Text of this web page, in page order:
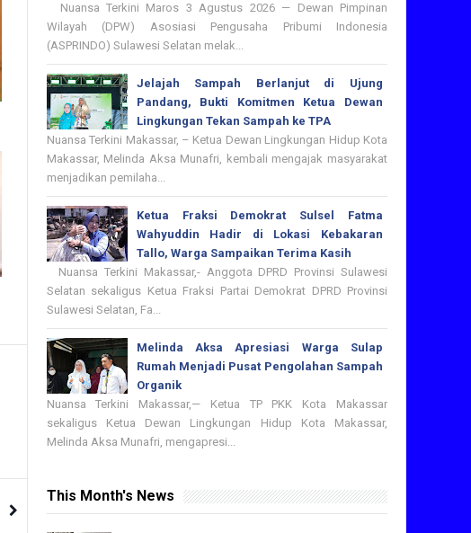
Nuansa Terkini Maros 3 Agustus 2026 — Dewan Pimpinan
Wilayah (DPW) Asosiasi Pengusaha Pribumi Indonesia
(ASPRINDO) Sulawesi Selatan melak...
Jelajah Sampah Berlanjut di Ujung
Pandang, Bukti Komitmen Ketua Dewan
Lingkungan Tekan Sampah ke TPA
Nuansa Terkini Makassar, – Ketua Dewan Lingkungan Hidup Kota
Makassar, Melinda Aksa Munafri, kembali mengajak masyarakat
menjadikan pemilaha...
Ketua Fraksi Demokrat Sulsel Fatma
Wahyuddin Hadir di Lokasi Kebakaran
Tallo, Warga Sampaikan Terima Kasih
Nuansa Terkini Makassar,- Anggota DPRD Provinsi Sulawesi
Selatan sekaligus Ketua Fraksi Partai Demokrat DPRD Provinsi
Sulawesi Selatan, Fa...
Melinda Aksa Apresiasi Warga Sulap
Rumah Menjadi Pusat Pengolahan Sampah
Organik
Nuansa Terkini Makassar,— Ketua TP PKK Kota Makassar
sekaligus Ketua Dewan Lingkungan Hidup Kota Makassar,
Melinda Aksa Munafri, mengapresi...
This Month's News